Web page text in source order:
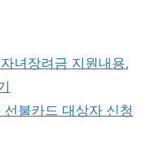
녀장려금 지원내용,
불카드 대상자 신청